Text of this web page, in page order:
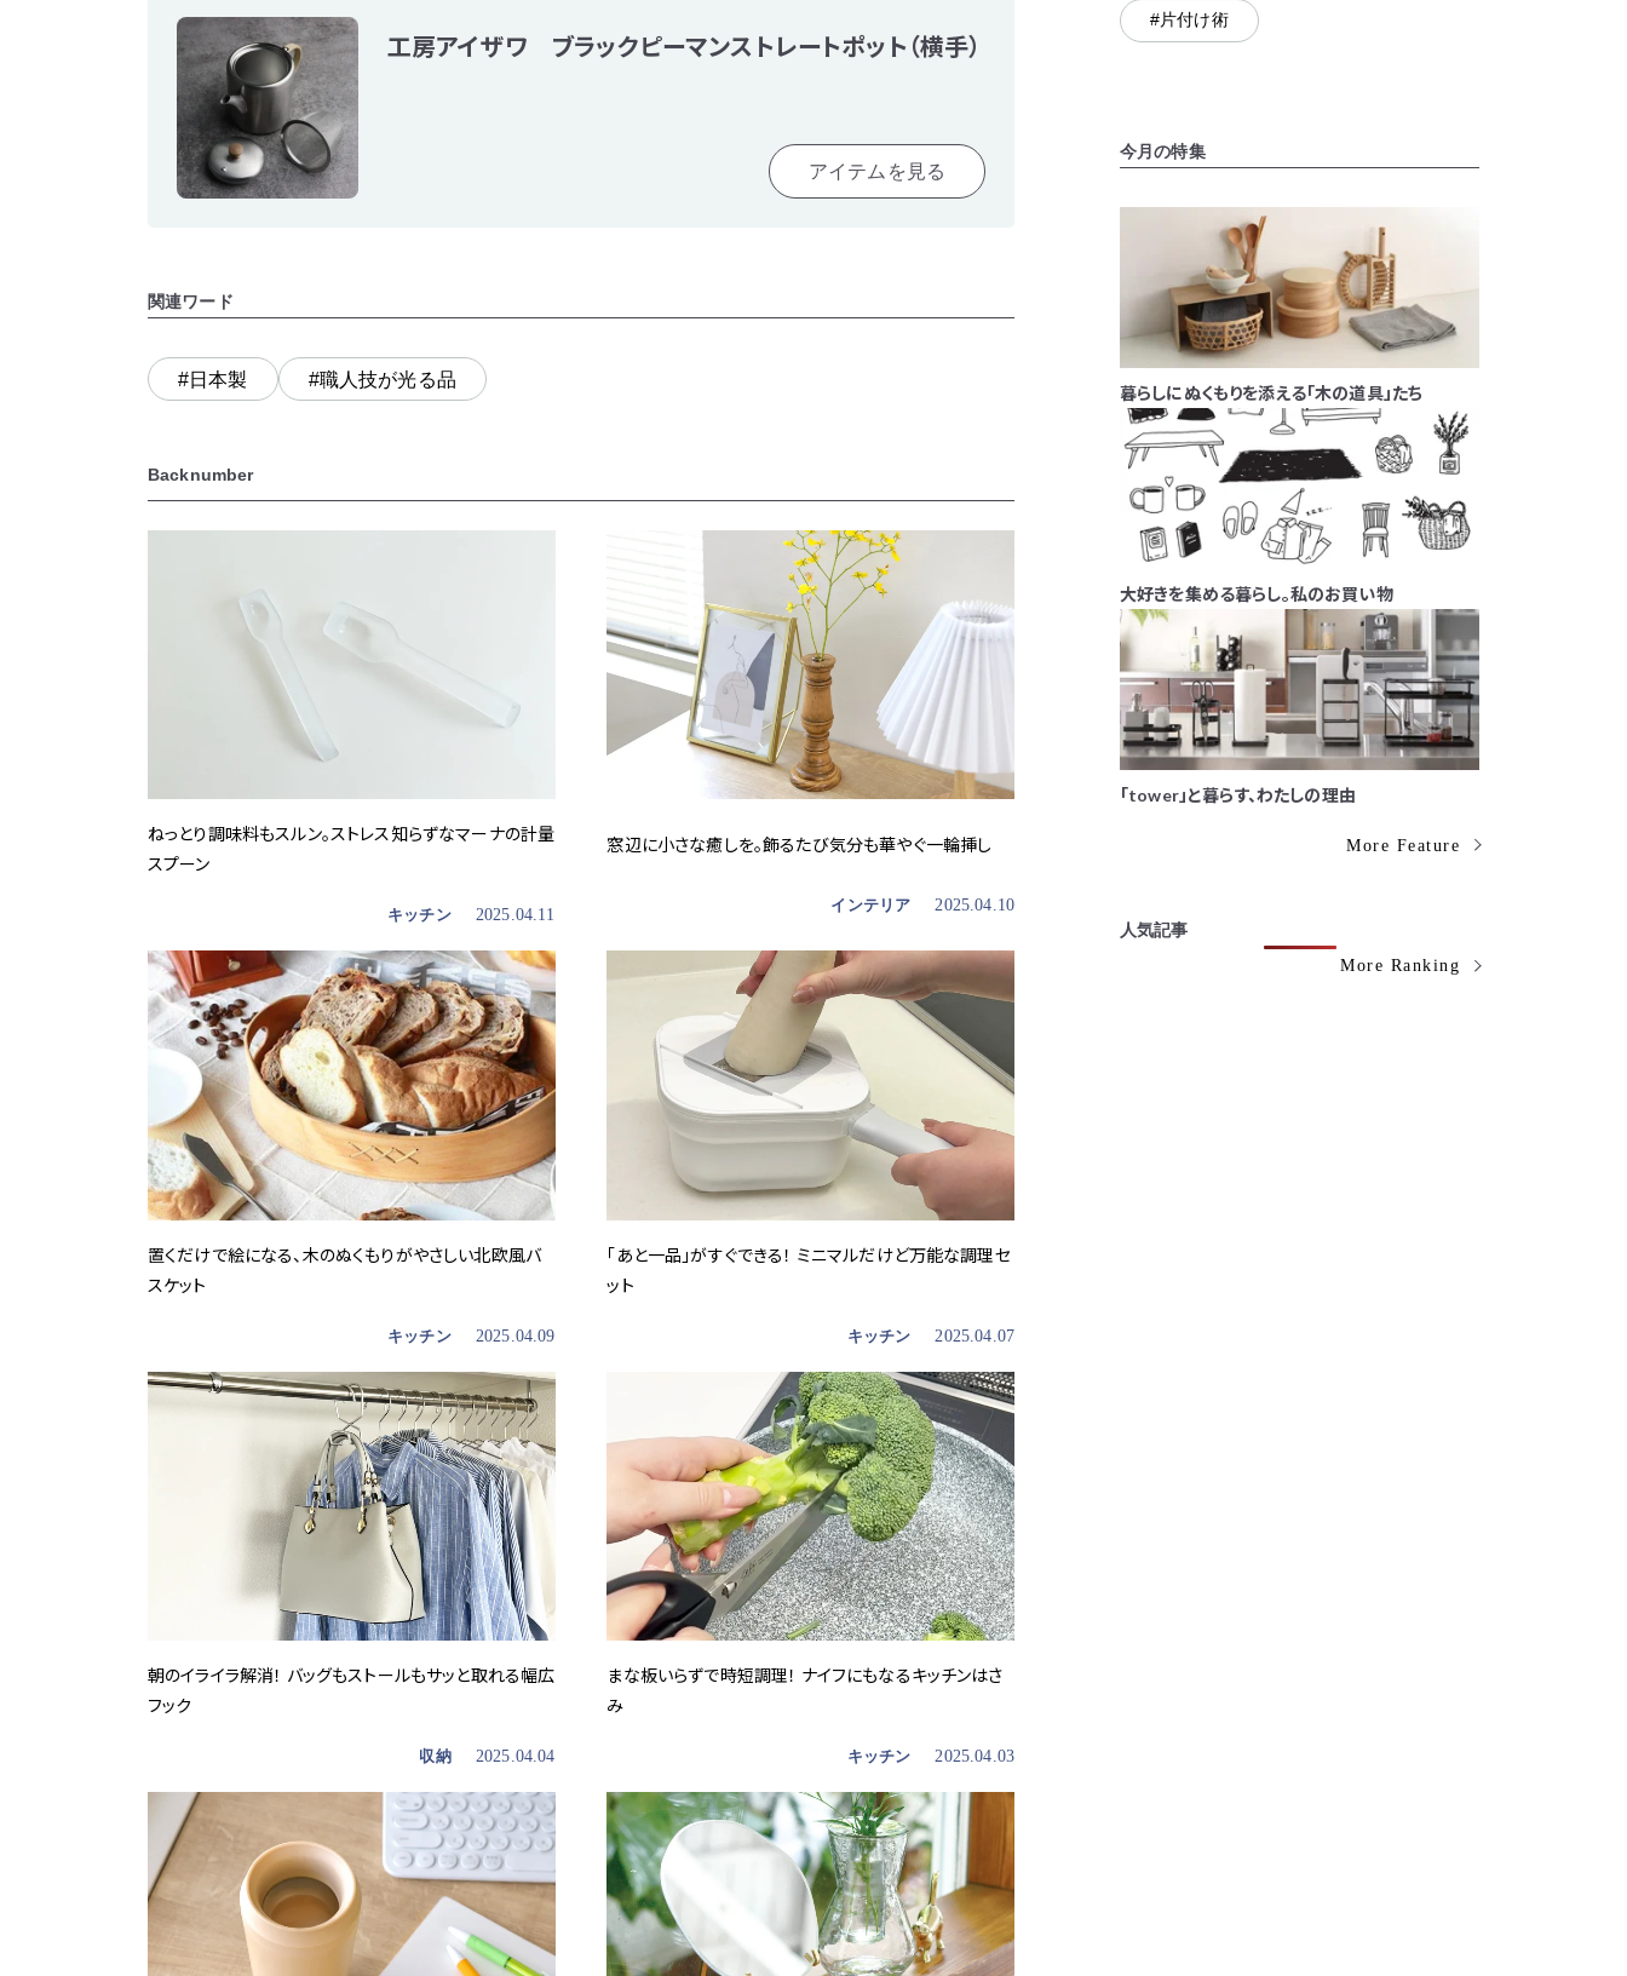
工房アイザワ ブラックピーマンストレートポット（横手）
アイテムを見る
関連ワード
#日本製 #職人技が光る品
Backnumber
ねっとり調味料もスルン。ストレス知らずなマーナの計量
スプーン
キッチン 2025.04.11
窓辺に小さな癒しを。飾るたび気分も華やぐ一輪挿し
インテリア 2025.04.10
置くだけで絵になる、木のぬくもりがやさしい北欧風バ
スケット
キッチン 2025.04.09
「あと一品」がすぐできる！ ミニマルだけど万能な調理セ
ット
キッチン 2025.04.07
朝のイライラ解消！ バッグもストールもサッと取れる幅広
フック
収納 2025.04.04
まな板いらずで時短調理！ ナイフにもなるキッチンはさ
み
キッチン 2025.04.03
#片付け術
今月の特集
暮らしにぬくもりを添える「木の道具」たち
大好きを集める暮らし。私のお買い物
「tower」と暮らす、わたしの理由
More Feature
人気記事
More Ranking